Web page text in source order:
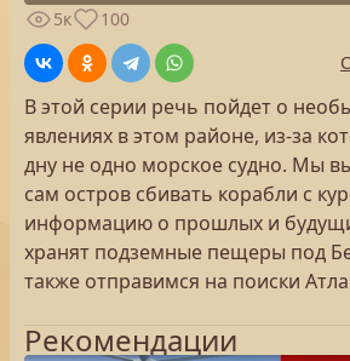
5к
100
В этой серии речь пойдет о
явлениях в этом районе, из-за
дну не одно морское судно. Мы
сам остров сбивать корабли с
информацию о прошлых и
хранят подземные пещеры под
также отправимся на поиски
Рекомендации